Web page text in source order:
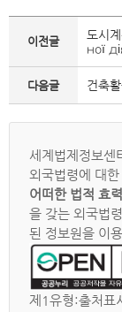
이전글
도시
ної
다음글 건축
세계법제정보센
외국법령에 대한
어떠한 법적 효
을 갖는 외국법
된 정보원을 이
제1유형:출처표